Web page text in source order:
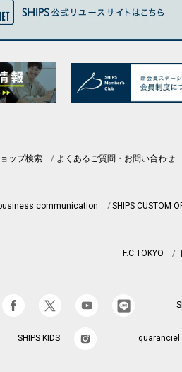
ップ検索 よくあるご質問・お問い合わせ
communication
SHIPS CUSTOM
F.C.TOKYO
SHIPS KIDS quaranciel